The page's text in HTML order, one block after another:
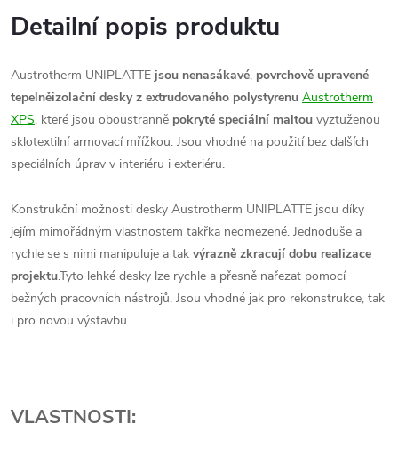
Detailní popis produktu
Austrotherm UNIPLATTE jsou nenasákavé, povrchově upravené
tepelněizolační desky z extrudovaného polystyrenu Austrotherm
XPS, které jsou oboustranně pokryté speciální maltou vyztuženou
sklotextilní armovací mřížkou. Jsou vhodné na použití bez dalších
speciálních úprav v interiéru i exteriéru.
Konstrukční možnosti desky Austrotherm UNIPLATTE jsou díky
jejím mimořádným vlastnostem takřka neomezené. Jednoduše a
rychle se s nimi manipuluje a tak výrazně zkracují dobu realizace
projektu.Tyto lehké desky lze rychle a přesně nařezat pomocí
bežných pracovních nástrojů. Jsou vhodné jak pro rekonstrukce, tak
i pro novou výstavbu.
VLASTNOSTI: